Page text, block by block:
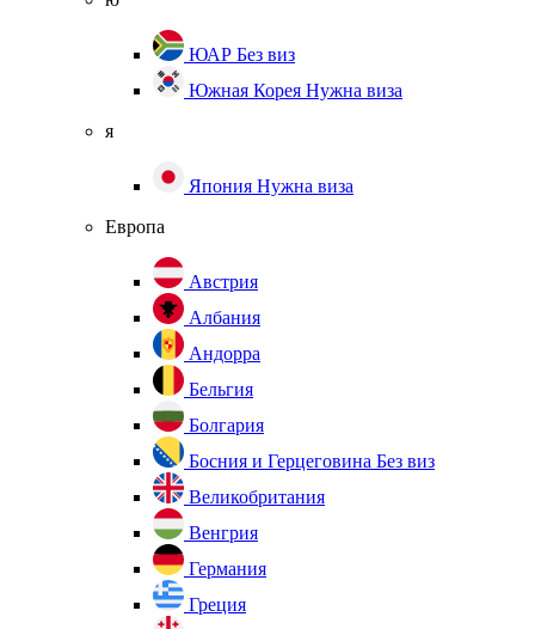
ЮАР Без виз
Южная Корея Нужна виза
я
Япония Нужна виза
Европа
Австрия
Албания
Андорра
Бельгия
Болгария
Босния и Герцеговина Без виз
Великобритания
Венгрия
Германия
Греция